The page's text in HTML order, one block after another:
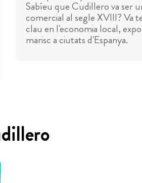
Sabíeu que Cudillero va ser
comercial al segle XVIII? Va
clau en l'economia local,
marisc a ciutats d'Espanya.